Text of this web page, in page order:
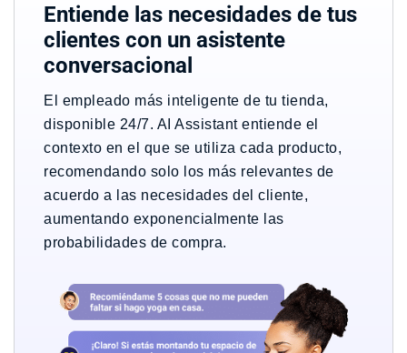
Entiende las necesidades de tus
clientes con un asistente
conversacional
El empleado más inteligente de tu tienda,
disponible 24/7. AI Assistant entiende el
contexto en el que se utiliza cada producto,
recomendando solo los más relevantes de
acuerdo a las necesidades del cliente,
aumentando exponencialmente las
probabilidades de compra.